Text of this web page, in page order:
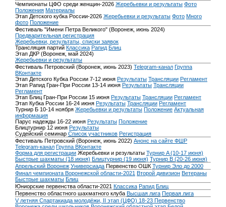
Чемпионаты ЦФО среди женщин-2026 Жеребьевки и результаты Фото
Положения Материалы
Этап Детского кубка России-2026 Жеребьевки и результаты Фото Много
фото Положение
Фестиваль "Имени Петра Великого" (Воронеж, июнь 2024)
Предварительная регистрация
Жеребьевки, результаты, списки заявок
Трансляция партий Классика Рапид Блиц
Этап ДКР (Воронеж, май 2024)
Жеребьевки и результаты
Фестиваль Петровский (Воронеж, июнь 2023) Telegram-канал Группа
ВКонтакте
Этап Детского Кубка России 7-12 июня Результаты Трансляции Регламент
Этап Рапид Гран-При России 13-14 июня Результаты Трансляции
Регламент
Этап Блиц Гран-При России 15 июня Результаты Трансляции Регламент
Этап Кубка России 16-24 июня Результаты Трансляции Регламент
Турнир Б 10-14 ноября Жеребьевки и результаты Положение Актуальная
информация
Парус надежды 16-22 июня Результаты Положение
Блицтурнир 12 июня Результаты
Судейский семинар Список участников Регистрация
Фестиваль Петровский (Воронеж, июнь 2022) Анонс на сайте ФШР
Telegram-канал Группа ВКонтакте
Форма для регистрации Жеребьевки и результаты Турнир A (10-17 июня)
Быстрые шахматы (18 июня) Блицтурнир (19 июня) Турнир B (20-26 июня)
Апрельский Воронеж Универсиада Первенство ОШК Турнир Эло до 2000
Финал чемпионата Воронежской области-2021 Второй дивизион Ветераны
Быстрые шахматы Блиц
Юниорские первенства области-2021 Классика Рапид Блиц
Первенство областного шахматного клуба Высшая лига Первая лига
V летняя Спартакиада молодёжи, II этап (ЦФО) 18-23 Первенство